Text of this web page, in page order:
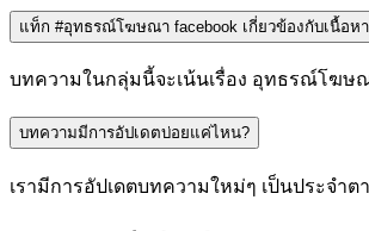
แท็ก #อุทธรณ์โฆษณา facebook เกี่ยวข้องกับเนื้อหา
บทความในกลุ่มนี้จะเน้นเรื่อง อุทธรณ์โฆษ
บทความมีการอัปเดตบ่อยแค่ไหน?
เรามีการอัปเดตบทความใหม่ๆ เป็นประจ